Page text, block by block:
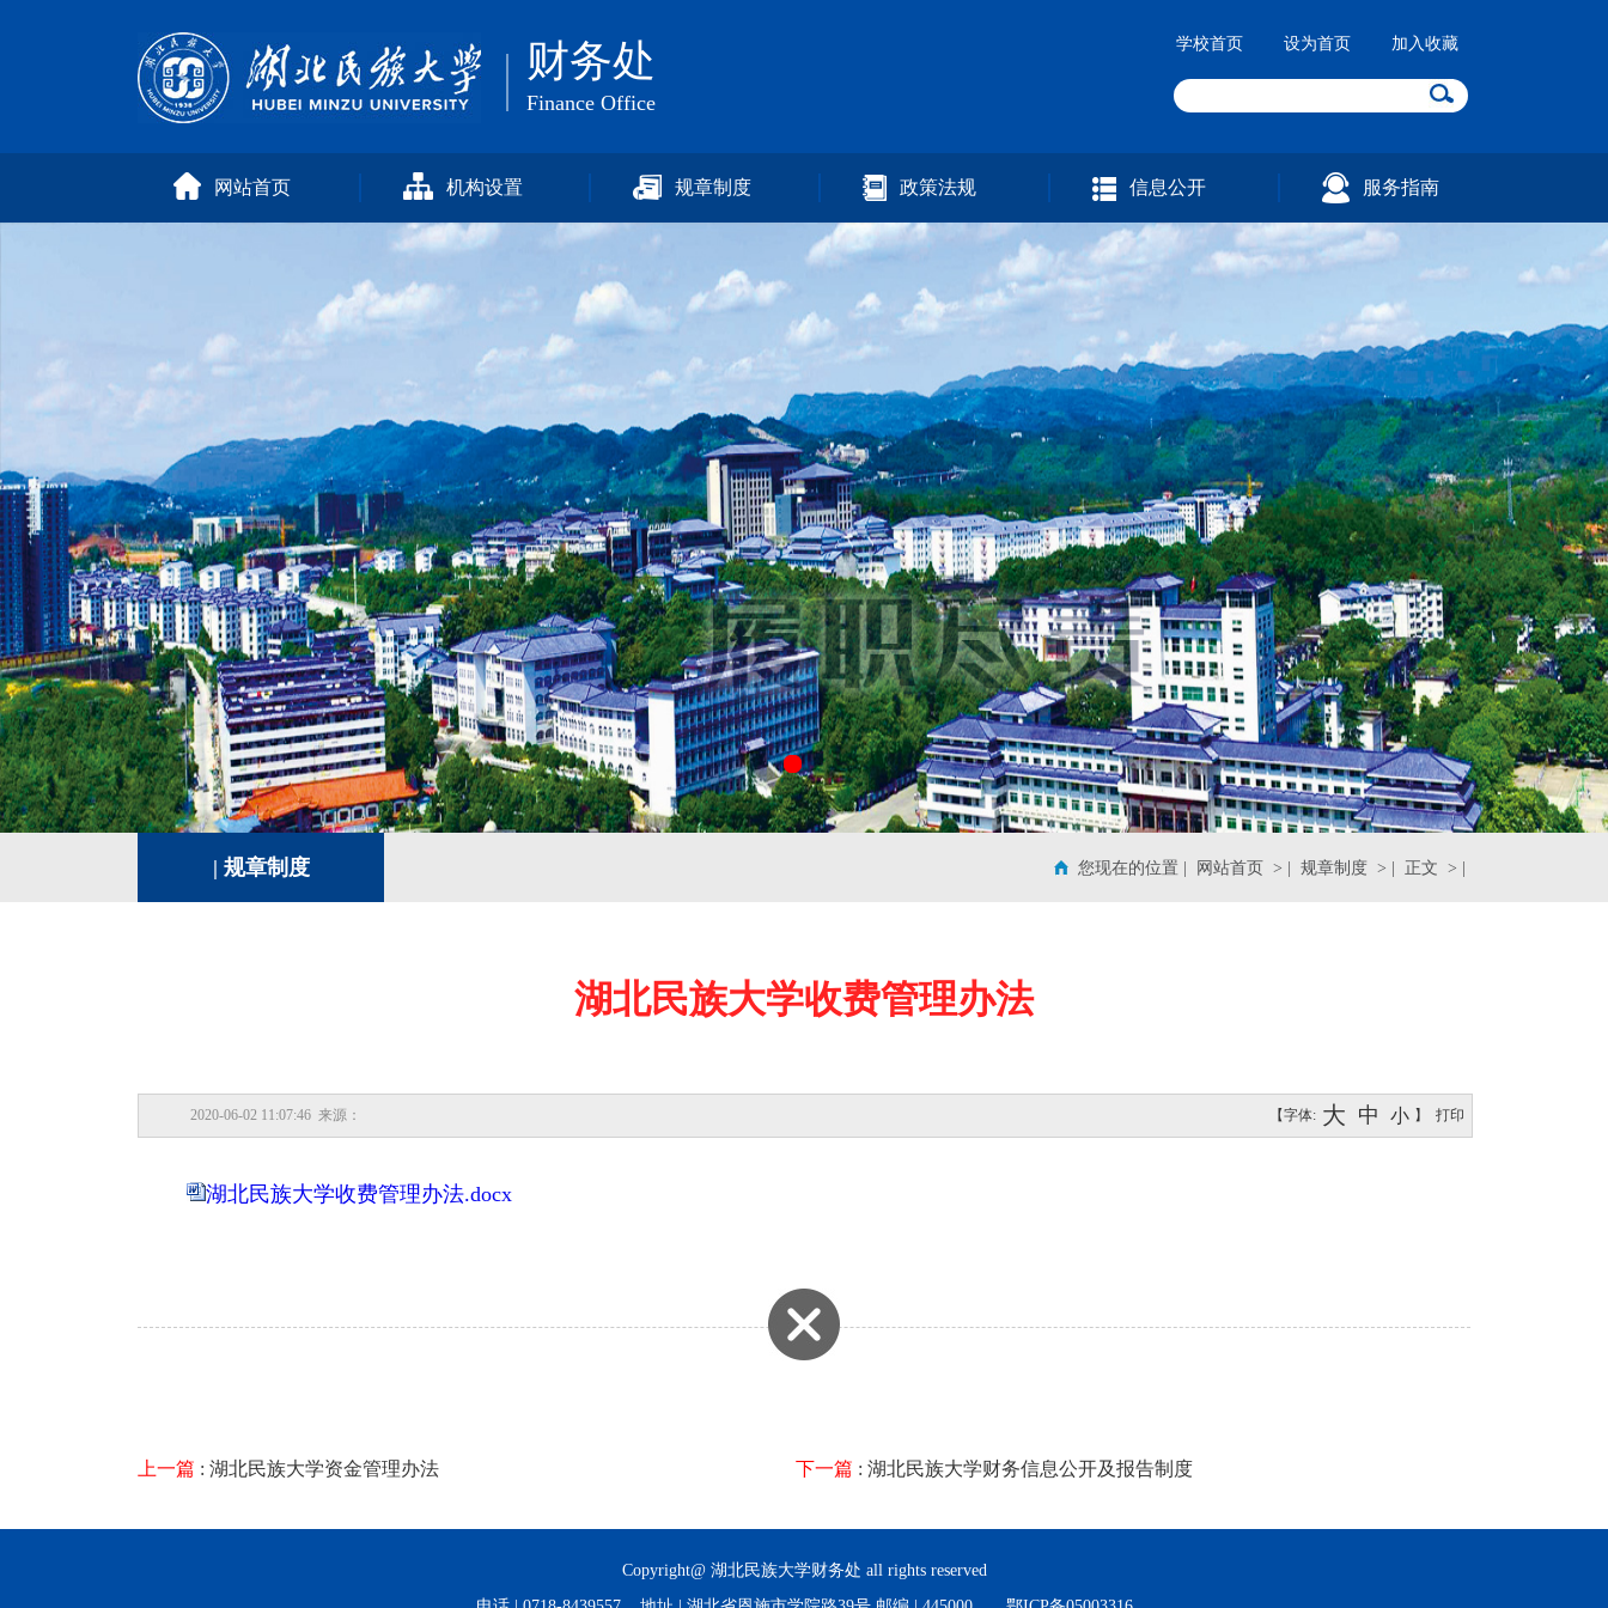
财务处
Finance Office
学校首页 设为首页 加入收藏
网站首页 机构设置
综合管理科
预算管理科
会计核算科
资金管理科
绩效管理科
成本管理科
规章制度 政策法规 信息公开 服务指南
| 规章制度 您现在的位置 | 网站首页 > | 规章制度 > | 正文 > |
湖北民族大学收费管理办法
2020-06-02 11:07:46 来源： 【字体: 大 中 小 】 打印
湖北民族大学收费管理办法.docx
上一篇 : 湖北民族大学资金管理办法 下一篇 : 湖北民族大学财务信息公开及报告制度
Copyright@ 湖北民族大学财务处 all rights reserved